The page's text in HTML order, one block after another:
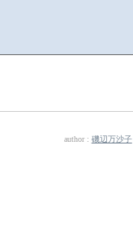
author : 磯辺万沙子